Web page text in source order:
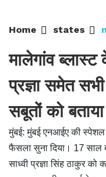
Home states
मालेगांव
प्रज्ञा समेत
सबूतों को
मुंबई: मुंबई एनआईए की स्पेशल
फैसला सुना दिया। 17 साल
साध्वी प्रज्ञा सिंह ठाकुर